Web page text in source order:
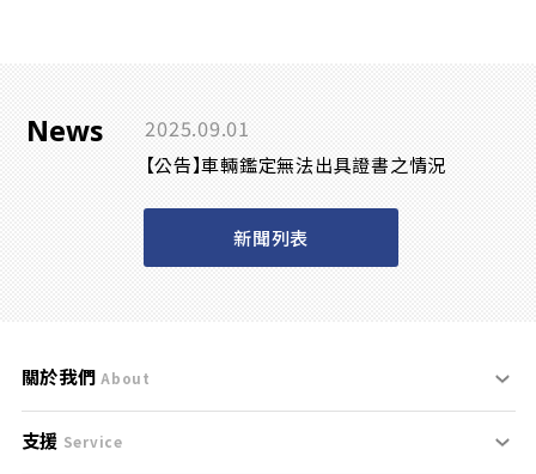
News 2025.09.01
【公告】車輛鑑定無法出具證書之情況
新聞列表
關於我們 About
刊登規範
支援 Service